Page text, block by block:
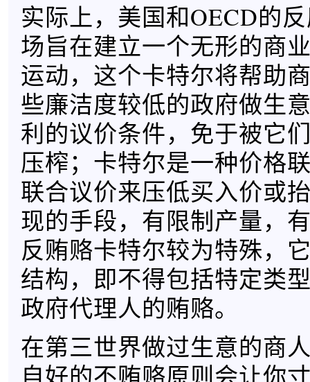
实际上，美国和OECD的
场旨在建立一个无形的商
运动，这个卡特尔将帮助
些廉洁度较低的政府做生
利的议价条件，免于被它
压榨；卡特尔是一种价格
联合议价来压低买入价或
现的手段，有限制产量，
反贿赂卡特尔较为特殊，
结构，即不得包括特定
政府代理人的贿赂。
在第三世界做过生意的商